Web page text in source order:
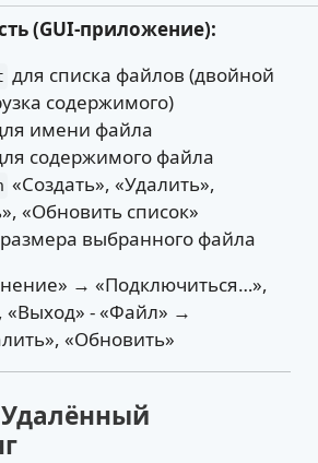
(GUI-приложение):
для списка файлов (двойной
содержимого)
имени файла
содержимого файла
«Создать», «Удалить»,
«Обновить список»
выбранного файла
→ «Подключиться…»,
«Выход» - «Файл» →
«Обновить»